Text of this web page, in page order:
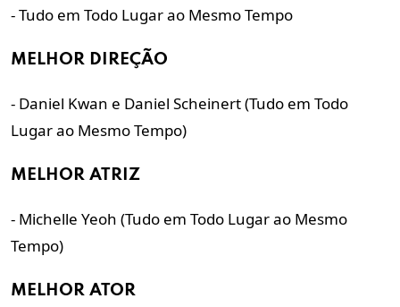
- Tudo em Todo Lugar ao Mesmo Tempo
MELHOR DIREÇÃO
- Daniel Kwan e Daniel Scheinert (Tudo em Todo
Lugar ao Mesmo Tempo)
MELHOR ATRIZ
- Michelle Yeoh (Tudo em Todo Lugar ao Mesmo
Tempo)
MELHOR ATOR